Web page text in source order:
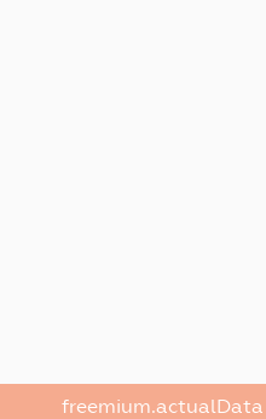
freemium.actualData